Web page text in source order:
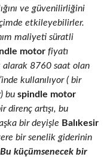
ve güvenilirliğini
etkileyebilirler.
maliyeti süratli
motor fiyatı
8760 saat olan
kullanılıyor ( bir
bu spindle motor
direnç artışı, bu
bir deyişle Balıkesir
bir senelik giderinin
Bu küçümsenecek bir